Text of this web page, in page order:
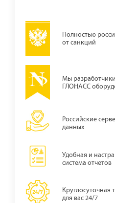
Полностью
от санкций
Мы
ГЛОНАСС
Российские
данных
Удобная и
система отчетов
Круглосуточная
для вас 24/7